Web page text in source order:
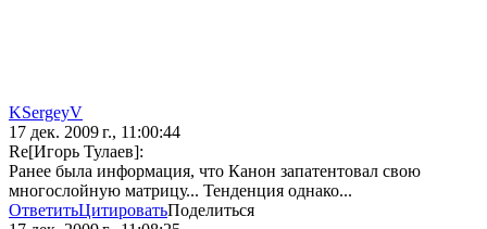
KSergeyV
17 дек. 2009 г., 11:00:44
Re[Игорь Тулаев]:
Ранее была информация, что Канон запатентовал свою
многослойную матрицу... Тенденция однако...
ОтветитьЦитироватьПоделиться